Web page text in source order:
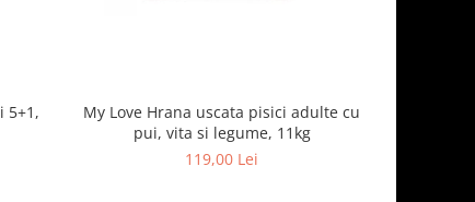
5+1,
My Love Hrana uscata pisici adulte cu
pui, vita si legume, 11kg
119,00 Lei